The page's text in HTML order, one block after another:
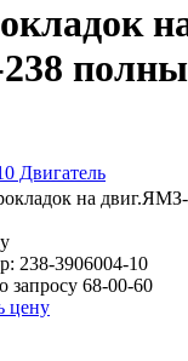
Двигатель
на
238-3906004-10
запросу 68-00-60
цену